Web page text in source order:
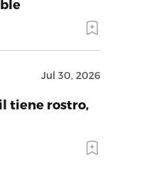
Jul 30, 2026
tiene rostro,